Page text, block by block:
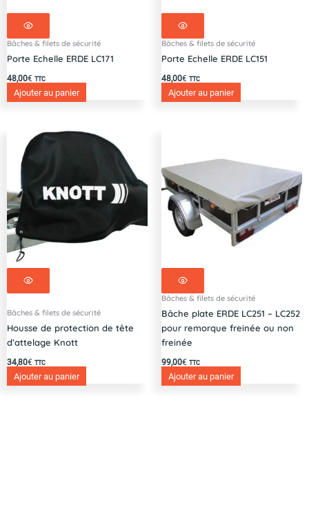
Bâches & filets de sécurité
Porte Echelle ERDE LC171
48,00€ TTC
Ajouter au panier
Bâches & filets de sécurité
Porte Echelle ERDE LC151
48,00€ TTC
Ajouter au panier
Bâches & filets de sécurité
Housse de protection de tête
d’attelage Knott
34,80€ TTC
Ajouter au panier
Bâches & filets de sécurité
Bâche plate ERDE LC251 – LC252
pour remorque freinée ou non
freinée
99,00€ TTC
Ajouter au panier